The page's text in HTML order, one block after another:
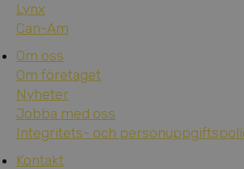
Lynx
Can-Am
Om oss
Om företaget
Nyheter
Jobba med oss
Integritets- och
Kontakt